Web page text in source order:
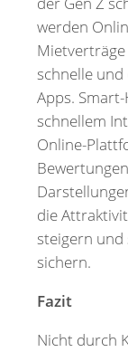
werden
schnelle
Apps.
schnellem
Online-
die
steigern und
sichern.
Fazit
Nicht durch